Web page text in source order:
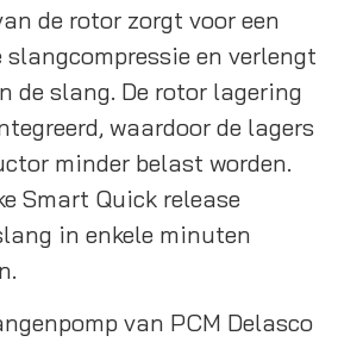
de rotor zorgt voor een
en verlengt
de slang. De rotor lagering
waardoor de lagers
minder belast worden.
Smart Quick release
in enkele minuten
van PCM Delasco